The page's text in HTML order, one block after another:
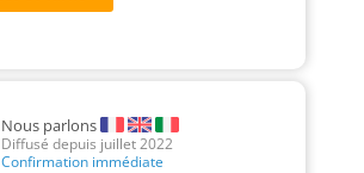
Nous parlons
Diffusé depuis juillet 2022
Confirmation immédiate